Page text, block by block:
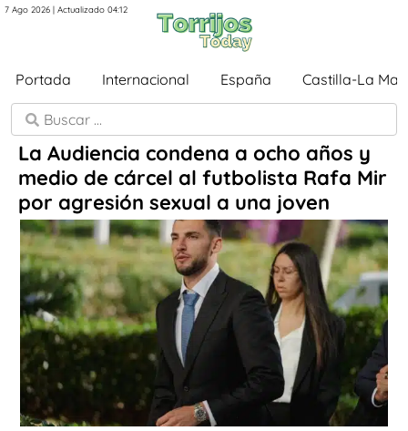
7 Ago 2026 | Actualizado 04:12
Portada Internacional España Castilla-La
La Audiencia condena a ocho años y
medio de cárcel al futbolista Rafa Mir
por agresión sexual a una joven